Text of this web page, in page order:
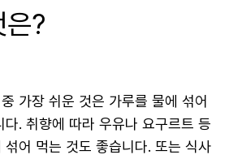
?
가장 쉬운 것은 가루를 물에 섞어
. 취향에 따라 우유나 요구르트 등
섞어 먹는 것도 좋습니다. 또는 식사